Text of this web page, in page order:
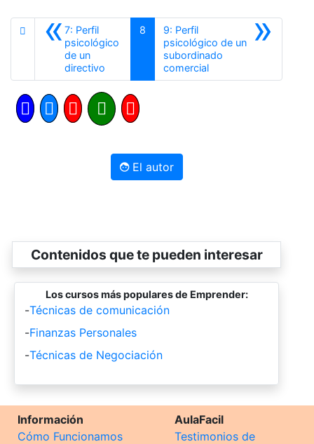
«7: Perfil
psicológico
de un
directivo
8 »
9: Perfil
psicológico de un
subordinado
comercialSiguiente
El autor
Contenidos que te pueden interesar
Los cursos más populares de Emprender:
-Técnicas de comunicación
-Finanzas Personales
-Técnicas de Negociación
Información
Cómo Funcionamos
AulaFacil
Testimonios de